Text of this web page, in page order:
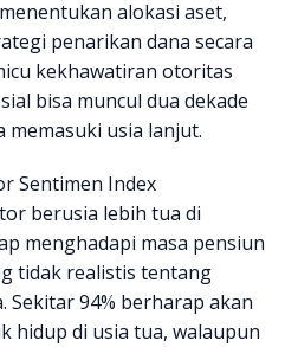
alokasi aset,
penarikan dana secara
kekhawatiran otoritas
bisa muncul dua dekade
memasuki usia lanjut.
Sentimen Index
berusia lebih tua di
menghadapi masa pensiun
tidak realistis tentang
Sekitar 94% berharap akan
hidup di usia tua, walaupun